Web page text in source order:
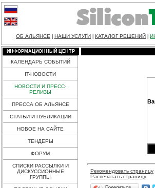
ОБ АЛЬЯНСЕ НАШИ УСЛУГИ КАТАЛОГ РЕШЕНИЙ
ИНФОРМАЦИОННЫЙ ЦЕНТР
КАЛЕНДАРЬ СОБЫТИЙ
IT-НОВОСТИ
НОВОСТИ И ПРЕСС-
РЕЛИЗЫ
ПРЕССА ОБ АЛЬЯНСЕ
СТАТЬИ И ПУБЛИКАЦИИ
НОВОЕ НА САЙТЕ
ТЕНДЕРЫ
ФОРУМ
СПИСКИ РАССЫЛКИ И
ДИСКУССИОННЫЕ
ГРУППЫ
Рекомендовать страницу
Распечатать страницу